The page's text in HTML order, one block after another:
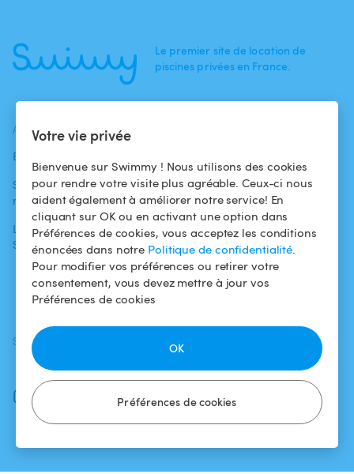
Votre vie privée
Bienvenue sur Swimmy ! Nous utilisons des cookies
pour rendre votre visite plus agréable. Ceux-ci nous
aident également à améliorer notre service! En
cliquant sur OK ou en activant une option dans
Préférences de cookies, vous acceptez les conditions
énoncées dans notre Politique de confidentialité.
Pour modifier vos préférences ou retirer votre
consentement, vous devez mettre à jour vos
Préférences de cookies
Préférences de cookies
OK
Le premier site de location de
piscines privées en France.
ACTUALITÉS
Blog
Swimmy dans les
médias
L'aventure
Swimmy
baigneurs
Pour les
propriétaires
Louer ma piscine
Comment ça
marche ?
Conditions
d'utilisation
Politique de
confidentialité
Mentions légales
SUIVEZ-NOUS
Facebook
Instagram